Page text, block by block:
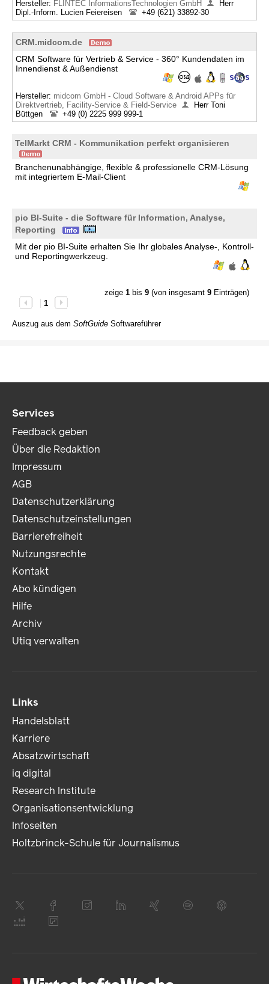
Hersteller: FLINTEC InformationsTechnologien GmbH
Herr
Dipl.-Inform. Lucien Feiereisen
+49 (621) 33892-30
CRM.midcom.de
CRM Software für Vertrieb & Service - 360° Kundendaten im
Innendienst & Außendienst
Hersteller: midcom GmbH - Cloud Software & Android APPs für
Direktvertrieb, Facility-Service & Field-Service
Herr Toni
Büttgen
+49 (0) 2225 999 999-1
TelMarkt CRM - Kommunikation perfekt organisieren
Branchenunabhängige, flexible & professionelle CRM-Lösung
mit integriertem E-Mail-Client
pio BI-Suite - die Software für Information, Analyse,
Reporting
Mit der pio BI-Suite erhalten Sie Ihr globales Analyse-, Kontroll-
und Reportingwerkzeug.
zeige 1bis 9(von insgesamt 9Einträgen)
1
Auszug aus dem SoftGuide Softwareführer
Services
Feedback geben
Über die Redaktion
Impressum
AGB
Datenschutzerklärung
Datenschutzeinstellungen
Barrierefreiheit
Nutzungsrechte
Kontakt
Abo kündigen
Hilfe
Archiv
Utiq verwalten
Links
Handelsblatt
Karriere
Absatzwirtschaft
iq digital
Research Institute
Organisationsentwicklung
Infoseiten
Holtzbrinck-Schule für Journalismus